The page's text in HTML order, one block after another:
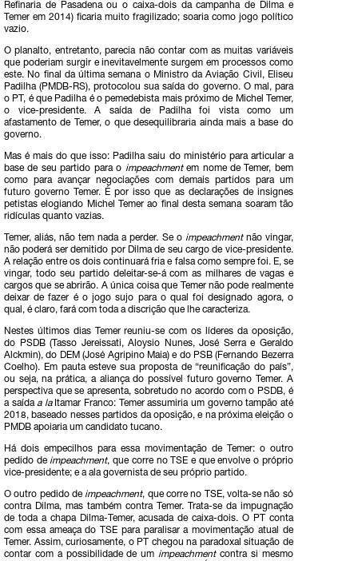
Refinaria de Pasadena ou o caixa-dois da campanha de Dilma e
Temer em 2014) ficaria muito fragilizado; soaria como jogo político
vazio.
O planalto, entretanto, parecia não contar com as muitas variáveis
que poderiam surgir e inevitavelmente surgem em processos como
este. No final da última semana o Ministro da Aviação Civil, Eliseu
Padilha (PMDB-RS), protocolou sua saída do governo. O mal, para
o PT, é que Padilha é o pemedebista mais próximo de Michel Temer,
o vice-presidente. A saída de Padilha foi vista como um
afastamento de Temer, o que desequilibraria ainda mais a base do
governo.
Mas é mais do que isso: Padilha saiu do ministério para articular a
base de seu partido para o impeachmentem nome de Temer, bem
como para avançar negociações com demais partidos para um
futuro governo Temer. É por isso que as declarações de insignes
petistas elogiando Michel Temer ao final desta semana soaram tão
ridículas quanto vazias.
Temer, aliás, não tem nada a perder. Se o impeachmentnão vingar,
não poderá ser demitido por Dilma de seu cargo de vice-presidente.
A relação entre os dois continuará fria e falsa como sempre foi. E, se
vingar, todo seu partido deleitar-se-á com as milhares de vagas e
cargos que se abrirão. A única coisa que Temer não pode realmente
deixar de fazer é o jogo sujo para o qual foi designado agora, o
qual, é claro, fará com toda a discrição que lhe caracteriza.
Nestes últimos dias Temer reuniu-se com os líderes da oposição,
do PSDB (Tasso Jereissati, Aloysio Nunes, José Serra e Geraldo
Alckmin), do DEM (José Agripino Maia) e do PSB (Fernando Bezerra
Coelho). Em pauta esteve sua proposta de “reunificação do país”,
ou seja, na prática, a aliança do possível futuro governo Temer. A
perspectiva que se apresenta, sobretudo no acordo com o PSDB, é
a saídaa laItamar Franco: Temer assumiria um governo tampão até
2018, baseado nesses partidos da oposição, e na próxima eleição o
PMDB apoiaria um candidato tucano.
Há dois empecilhos para essa movimentação de Temer: o outro
pedido de impeachment, que corre no TSE e que envolve o próprio
vice-presidente; e a ala governista de seu próprio partido.
O outro pedido de impeachment, que corre no TSE, volta-se não só
contra Dilma, mas também contra Temer. Trata-se da impugnação
de toda a chapa Dilma-Temer, acusada de caixa-dois. O PT conta
com essa ameaça do TSE para paralisar a movimentação atual de
Temer. Assim, curiosamente, o PT chegou na paradoxal situação de
contar com a possibilidade de um impeachmentcontra si mesmo